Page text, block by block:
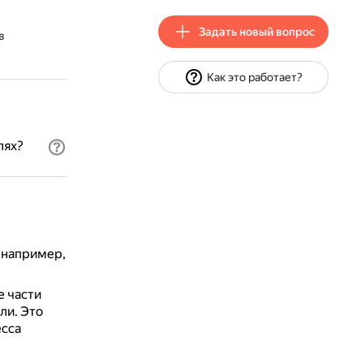
например,
части
Это
Задать новый вопрос
Как это работает?